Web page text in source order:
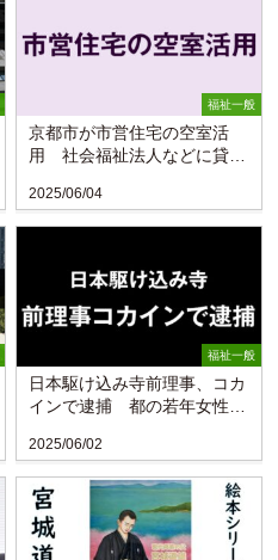
福祉一般
京都市が市営住宅の空室活
用 社会福祉法人などに貸し
2025/06/04
福祉一般
日本駆け込み寺前理事、コカ
インで逮捕 都の若年女性支
2025/06/02